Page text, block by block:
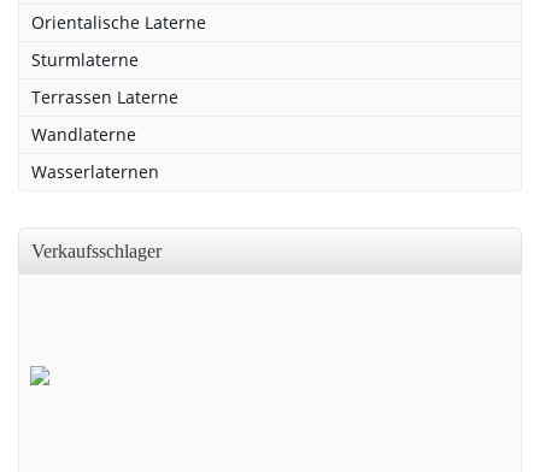
Orientalische Laterne
Sturmlaterne
Terrassen Laterne
Wandlaterne
Wasserlaternen
Verkaufsschlager